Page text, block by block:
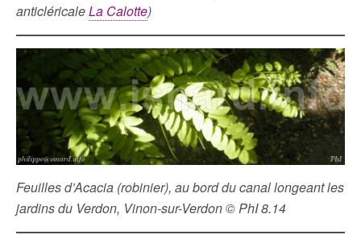
anticléricaleLa Calotte)
Feuilles d’Acacia (robinier), au bord du canal longeant les
jardins du Verdon, Vinon-sur-Verdon © PhI 8.14